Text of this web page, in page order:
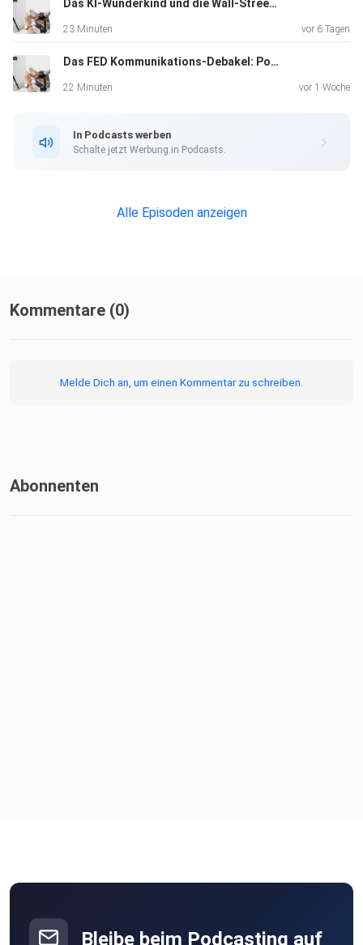
Das KI-Wunderkind und die Wall-Street-Rettung: Ein moderner LTCM-Moment
23 Minuten vor 6 Tagen
Das FED Kommunikations-Debakel: Powell vs. Warsh
22 Minuten vor 1 Woche
In Podcasts werben
Schalte jetzt Werbung in Podcasts.
Alle Episoden anzeigen
Kommentare (0)
Melde Dich an, um einen Kommentar zu schreiben.
Abonnenten
Bleibe beim Podcasting auf